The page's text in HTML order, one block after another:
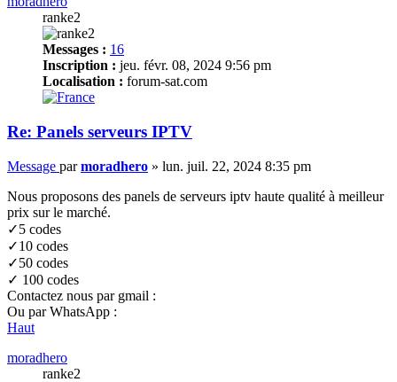
ranke2
Messages : 16
Inscription : jeu. févr. 08, 2024 9:56 pm
Localisation : forum-sat.com
Re: Panels serveurs IPTV
Message parmoradhero » lun. juil. 22, 2024 8:35 pm
Nous proposons des panels de serveurs iptv haute qualité à meilleur
prix sur le marché.
✓5 codes
✓10 codes
✓50 codes
✓ 100 codes
Contactez nous par gmail :
Ou par WhatsApp :
Haut
moradhero
ranke2